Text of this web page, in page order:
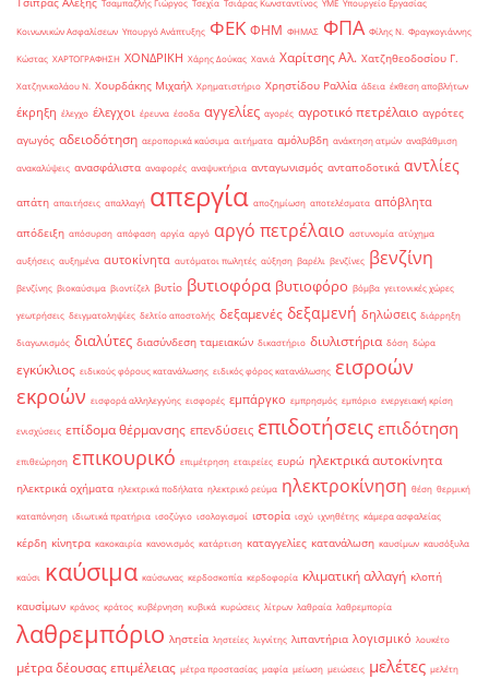
Τσαμπαζλής Γιώργος Τσεχία Τσιάρας Κωνσταντίνος ΥΜΕ Υπουργείο Εργασίας
Κοινωνικών Ασφαλίσεων Υπουργό Ανάπτυξης ΦΕΚ ΦΗΜ ΦΗΜΑΣ ΦΠΑ Φίλης Ν. Φραγκογιάννης
Κώστας ΧΑΡΤΟΓΡΑΦΗΣΗ ΧΟΝΔΡΙΚΗ Χάρης Δούκας Χανιά Χαρίτσης Αλ. Χατζηθεοδοσίου Γ.
Χατζηνικολάου Ν. Χουρδάκης Μιχαήλ Χρηματιστήριο Χρηστίδου Ραλλία άδεια έκθεση αποβλήτων
έκρηξη έλεγχο έλεγχοι έρευνα έσοδα αγγελίες αγορές αγροτικό πετρέλαιο αγρότες
αγωγός αδειοδότηση αεροπορικά καύσιμα αιτήματα αμόλυβδη ανάκτηση ατμών αναβάθμιση
ανακαλύψεις ανασφάλιστα αναφορές αναψυκτήρια ανταγωνισμός ανταποδοτικά αντλίες
απάτη απαιτήσεις απαλλαγή απεργία αποζημίωση αποτελέσματα απόβλητα
απόδειξη απόσυρση απόφαση αργία αργό αργό πετρέλαιο αστυνομία ατύχημα
αυξήσεις αυξημένα αυτοκίνητα αυτόματοι πωλητές αύξηση βαρέλι βενζίνες βενζίνη
βενζίνης βιοκαύσιμα βιοντίζελ βυτίο βυτιοφόρα βυτιοφόρο βόμβα γειτονικές χώρες
γεωτρήσεις δειγματοληψίες δελτίο αποστολής δεξαμενές δεξαμενή δηλώσεις διάρρηξη
διαγωνισμός διαλύτες διασύνδεση ταμειακών δικαστήριο διυλιστήρια δόση δώρα
εγκύκλιος ειδικούς φόρους κατανάλωσης ειδικός φόρος κατανάλωσης εισροών
εκροών εισφορά αλληλεγγύης εισφορές εμπάργκο εμπρησμός εμπόριο ενεργειακή κρίση
ενισχύσεις επίδομα θέρμανσης επενδύσεις επιδοτήσεις επιδότηση
επιθεώρηση επικουρικό επιμέτρηση εταιρείες ευρώ ηλεκτρικά αυτοκίνητα
ηλεκτρικά οχήματα ηλεκτρικά ποδήλατα ηλεκτρικό ρεύμα ηλεκτροκίνηση θέση θερμική
καταπόνηση ιδιωτικά πρατήρια ισοζύγιο ισολογισμοί ιστορία ισχύ ιχνηθέτης κάμερα ασφαλείας
κέρδη κίνητρα κακοκαιρία κανονισμός κατάρτιση καταγγελίες κατανάλωση καυσίμων καυσόξυλα
καύσι καύσιμα καύσωνας κερδοσκοπία κερδοφορία κλιματική αλλαγή κλοπή
καυσίμων κράνος κράτος κυβέρνηση κυβικά κυρώσεις λίτρων λαθραία λαθρεμπορία
λαθρεμπόριο ληστεία ληστείες λιγνίτης λιπαντήρια λογισμικό λουκέτο
μέτρα δέουσας επιμέλειας μέτρα προστασίας μαφία μείωση μειώσεις μελέτες μελέτη